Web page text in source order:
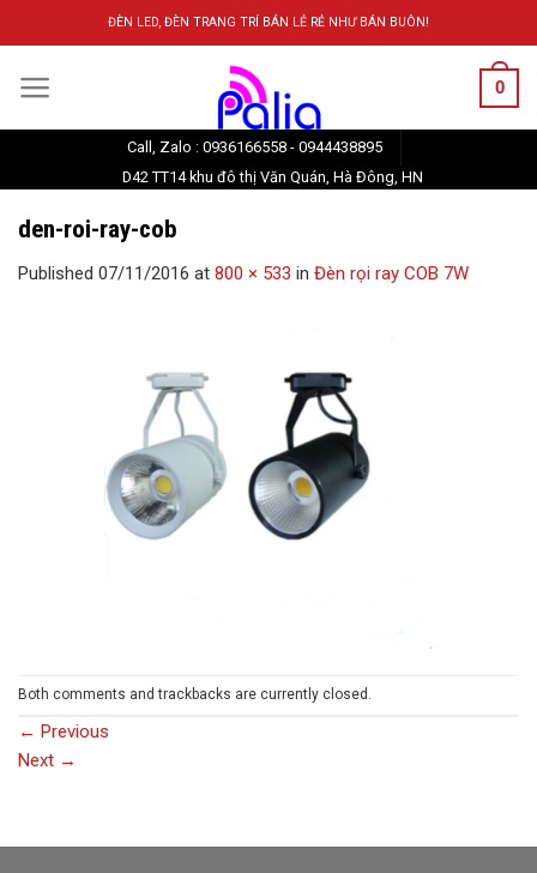
to
ĐÈN LED, ĐÈN TRANG TRÍ BÁN LẺ RẺ NHƯ BÁN BUÔN!
0
Call, Zalo : 0936166558 - 0944438895
D42 TT14 khu đô thị Văn Quán, Hà Đông, HN
den-roi-ray-cob
Published 07/11/2016 at 800 × 533 in Đèn rọi ray COB 7W
Both comments and trackbacks are currently closed.
← Previous
Next →